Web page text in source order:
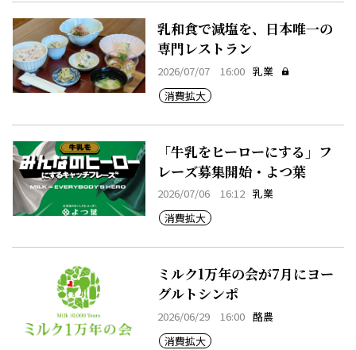
乳和食で減塩を、日本唯一の
専門レストラン
2026/07/07 16:00 乳業
消費拡大
「牛乳をヒーローにする」フ
レーズ募集開始・よつ葉
2026/07/06 16:12 乳業
消費拡大
ミルク1万年の会が7月にヨー
グルトシンポ
2026/06/29 16:00 酪農
消費拡大